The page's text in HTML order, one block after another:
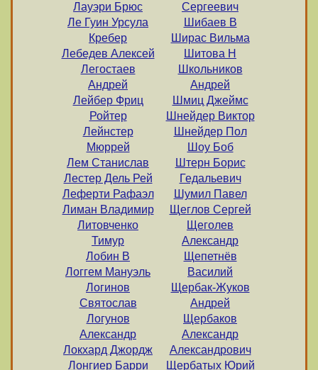
Лауэри Брюс
Ле Гуин Урсула
Кребер
Лебедев Алексей
Легостаев
Андрей
Лейбер Фриц
Ройтер
Лейнстер
Мюррей
Лем Станислав
Лестер Дель Рей
Леферти Рафаэл
Лиман Владимир
Литовченко
Тимур
Лобин В
Логгем Мануэль
Логинов
Святослав
Логунов
Александр
Локхард Джордж
Лонгиер Барри
Сергеевич
Шибаев В
Ширас Вильма
Шитова Н
Школьников
Андрей
Шмиц Джеймс
Шнейдер Виктор
Шнейдер Пол
Шоу Боб
Штерн Борис
Гедальевич
Шумил Павел
Щеглов Сергей
Щеголев
Александр
Щепетнёв
Василий
Щербак-Жуков
Андрей
Щербаков
Александр
Александрович
Щербатых Юрий